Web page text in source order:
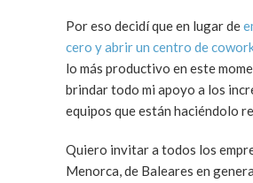
Por eso decidí que en lugar de
cero y abrir un centro de
lo más productivo en este
brindar todo mi apoyo a los
equipos que están haciéndolo
Quiero invitar a todos los
Menorca, de Baleares en